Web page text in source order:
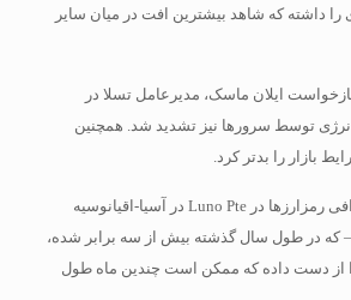
را داشته که شاهد بیشترین افت در میان سایر
ایلان ماسک، مدیرعامل تسلا در
توسط سرورها نیز تشدید شد. همچنین
بازار را بدتر کرد.
ویجای عیار، رییس صرافی رمزارزها در Luno Pte در آسیا-اقیانوسیه
که در طول سال گذشته بیش از سه برابر شده،
از دست داده که ممکن است چندین ماه طول